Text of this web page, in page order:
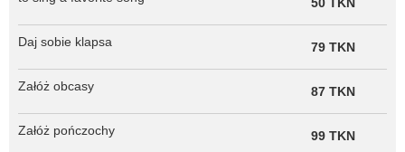
Daj sobie klapsa 79 TKN
Załóż obcasy 87 TKN
Załóż pończochy 99 TKN